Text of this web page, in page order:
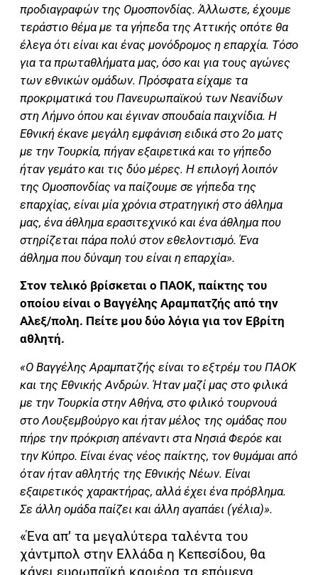
προδιαγραφών της Ομοσπονδίας. Άλλωστε, έχουμε
τεράστιο θέμα με τα γήπεδα της Αττικής οπότε θα
έλεγα ότι είναι και ένας μονόδρομος η επαρχία. Τόσο
για τα πρωταθλήματα μας, όσο και για τους αγώνες
των εθνικών ομάδων. Πρόσφατα είχαμε τα
προκριματικά του Πανευρωπαϊκού των Νεανίδων
στη Λήμνο όπου και έγιναν σπουδαία παιχνίδια. Η
Εθνική έκανε μεγάλη εμφάνιση ειδικά στο 2ο ματς
με την Τουρκία, πήγαν εξαιρετικά και το γήπεδο
ήταν γεμάτο και τις δύο μέρες. Η επιλογή λοιπόν
της Ομοσπονδίας να παίζουμε σε γήπεδα της
επαρχίας, είναι μία χρόνια στρατηγική στο άθλημα
μας, ένα άθλημα ερασιτεχνικό και ένα άθλημα που
στηρίζεται πάρα πολύ στον εθελοντισμό. Ένα
άθλημα που δύναμη του είναι η επαρχία».
Στον τελικό βρίσκεται ο ΠΑΟΚ, παίκτης του
οποίου είναι ο Βαγγέλης Αραμπατζής από την
Αλεξ/πολη. Πείτε μου δύο λόγια για τον Εβρίτη
αθλητή.
«Ο Βαγγέλης Αραμπατζής είναι το εξτρέμ του ΠΑΟΚ
και της Εθνικής Ανδρών. Ήταν μαζί μας στο φιλικά
με την Τουρκία στην Αθήνα, στο φιλικό τουρνουά
στο Λουξεμβούργο και ήταν μέλος της ομάδας που
πήρε την πρόκριση απέναντι στα Νησιά Φερόε και
την Κύπρο. Είναι ένας νέος παίκτης, τον θυμάμαι από
όταν ήταν αθλητής της Εθνικής Νέων. Είναι
εξαιρετικός χαρακτήρας, αλλά έχει ένα πρόβλημα.
Σε άλλη ομάδα παίζει και άλλη αγαπάει (γέλια)».
«Ένα απ’ τα μεγαλύτερα ταλέντα του
χάντμπολ στην Ελλάδα η Κεπεσίδου, θα